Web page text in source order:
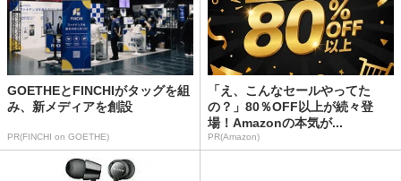
GOETHEとFINCHIがタッグを組
み、新メディアを創設
PR(FINCHI on GOETHE)
「え、こんなセールやってた
の？」80％OFF以上が続々登
場！Amazonの本気が...
PR(Amazon)